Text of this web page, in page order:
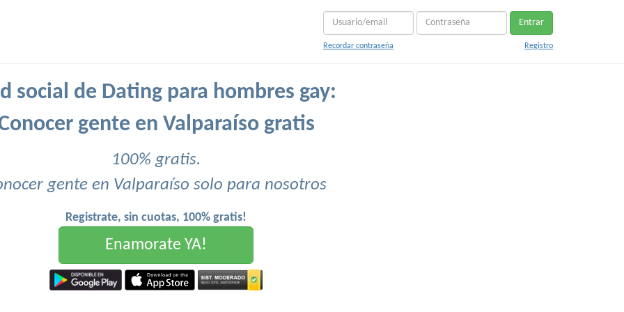
Entrar
Recordar contraseña Registro
social de Dating para hombres gay:
gente en Valparaíso gratis
100% gratis.
gente en Valparaíso solo para nosotros
Registrate, sin cuotas, 100% gratis!
Enamorate YA!